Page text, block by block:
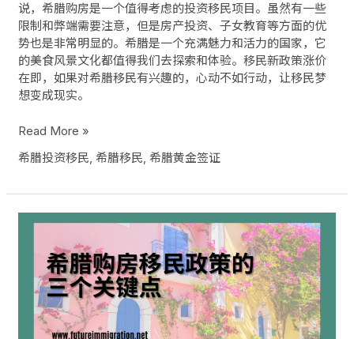
说，希腊购房是一个值得考虑的投资移民项目。虽然有一些
限制和弊端需要注意，但是房产投资、子女教育等方面的优
势也是非常明显的。希腊是一个充满魅力和活力的国家，它
的美食风景文化都值得我们去探索和体验。移民新政策涨价
在即，如果对希腊移民有兴趣的，心动不如行动，让移民梦
想变成现实。
Read More »
希腊投资移民 希腊移民 希腊黄金签证